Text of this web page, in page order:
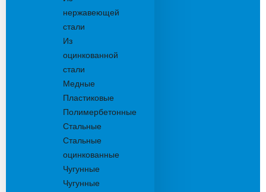
нержавеющей
стали
Из
оцинкованной
стали
Медные
Пластиковые
Полимербетонные
Стальные
Стальные
оцинкованные
Чугунные
Чугунные